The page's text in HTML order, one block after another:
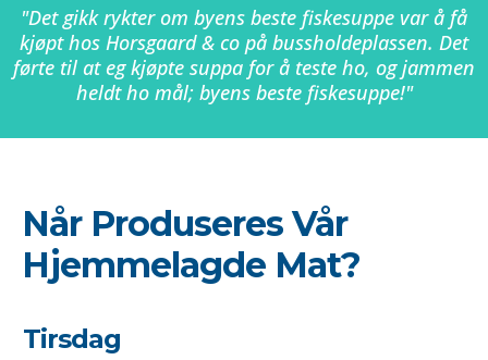
"Det gikk rykter om byens beste fiskesuppe var å få
kjøpt hos Horsgaard & co på bussholdeplassen. Det
førte til at eg kjøpte suppa for å teste ho, og jammen
heldt ho mål; byens beste fiskesuppe!"
Når Produseres Vår
Hjemmelagde Mat?
Tirsdag